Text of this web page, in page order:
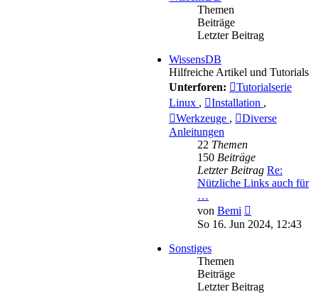
Themen
Beiträge
Letzter Beitrag
WissensDB
Hilfreiche Artikel und Tutorials
Unterforen:
Tutorialserie
Linux , Installation ,
Werkzeuge ,
Diverse
Anleitungen
22 Themen
150 Beiträge
Letzter Beitrag Re:
Nützliche Links auch für
…
von Bemi
Beitrag
So 16. Jun 2024, 12:43
Sonstiges
Themen
Beiträge
Letzter Beitrag